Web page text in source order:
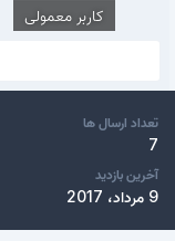
کاربر معمولی
تعداد ارسال ها
7
آخرین بازدید
9 مرداد، 2017